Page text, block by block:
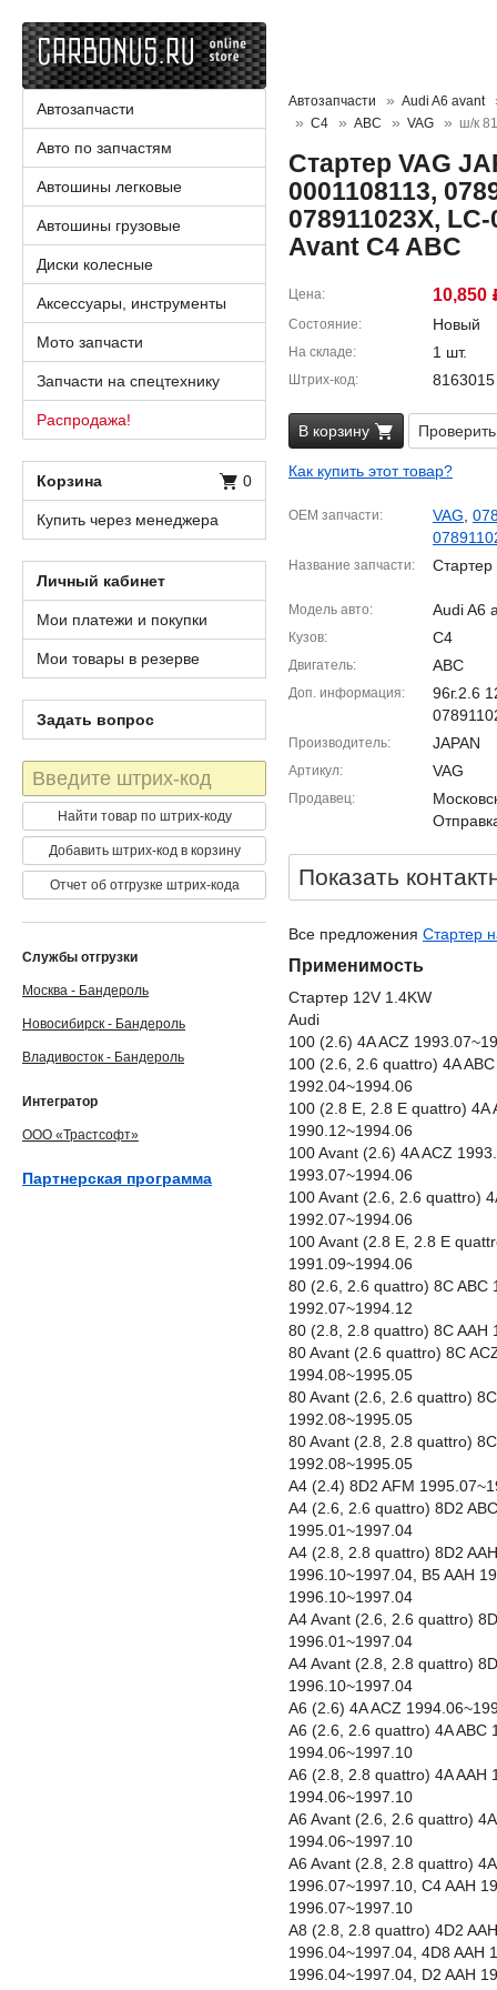
Автозапчасти
Audi A6 avant
C4
ABC VAG ш/к
Стартер VAG
0001108113,
078911023X,
Avant C4 ABC
Цена 10,850
Состояние Новый
На складе 1 шт.
Штрих-код 8163015
В корзину
Как купить этот товар?
OEM запчасти VAG
Название запчасти Стартер
Модель авто Audi A6
Кузов C4
Двигатель ABC
Доп. информация
96г.2.6
Производитель JAPAN
Артикул VAG
Продавец
Показать
Все предложения Стартер
Применимость
Стартер 12V 1.4KW
Audi
100 (2.6) 4A ACZ
100 (2.6, 2.6 quattro) 4A
1992.04~1994.06
100 (2.8 E, 2.8 E quattro) 4A
1990.12~1994.06
100 Avant (2.6) 4A ACZ
1993.07~1994.06
100 Avant (2.6, 2.6 quattro)
1992.07~1994.06
100 Avant (2.8 E, 2.8 E
1991.09~1994.06
80 (2.6, 2.6 quattro) 8C ABC
1992.07~1994.12
80 (2.8, 2.8 quattro) 8C AAH
80 Avant (2.6 quattro) 8C
1994.08~1995.05
80 Avant (2.6, 2.6 quattro)
1992.08~1995.05
80 Avant (2.8, 2.8 quattro)
1992.08~1995.05
A4 (2.4) 8D2 AFM
A4 (2.6, 2.6 quattro) 8D2
1995.01~1997.04
A4 (2.8, 2.8 quattro) 8D2
1996.10~1997.04, B5 AAH
1996.10~1997.04
A4 Avant (2.6, 2.6 quattro)
1996.01~1997.04
A4 Avant (2.8, 2.8 quattro)
1996.10~1997.04
A6 (2.6) 4A ACZ
A6 (2.6, 2.6 quattro) 4A ABC
1994.06~1997.10
A6 (2.8, 2.8 quattro) 4A AAH
1994.06~1997.10
A6 Avant (2.6, 2.6 quattro)
1994.06~1997.10
A6 Avant (2.8, 2.8 quattro)
1996.07~1997.10, C4 AAH
1996.07~1997.10
A8 (2.8, 2.8 quattro) 4D2
1996.04~1997.04, 4D8 AAH
1996.04~1997.04, D2 AAH
Автозапчасти
Авто по запчастям
Автошины легковые
Автошины грузовые
Диски колесные
Аксессуары, инструменты
Мото запчасти
Запчасти на спецтехнику
Распродажа!
Корзина 0
Купить через менеджера
Личный кабинет
Мои платежи и покупки
Мои товары в резерве
Задать вопрос
Штрих-
код
Найти товар по штрих-коду
Добавить штрих-код в корзину
Отчет об отгрузке штрих-кода
Службы отгрузки
Москва - Бандероль
Новосибирск - Бандероль
Владивосток - Бандероль
Интегратор
ООО «Трастсофт»
Партнерская программа